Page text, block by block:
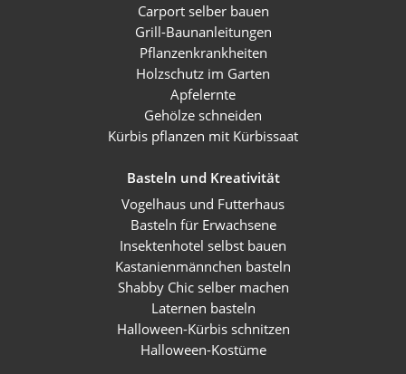
Carport selber bauen
Grill-Baunanleitungen
Pflanzenkrankheiten
Holzschutz im Garten
Apfelernte
Gehölze schneiden
Kürbis pflanzen mit Kürbissaat
Basteln und Kreativität
Vogelhaus und Futterhaus
Basteln für Erwachsene
Insektenhotel selbst bauen
Kastanienmännchen basteln
Shabby Chic selber machen
Laternen basteln
Halloween-Kürbis schnitzen
Halloween-Kostüme